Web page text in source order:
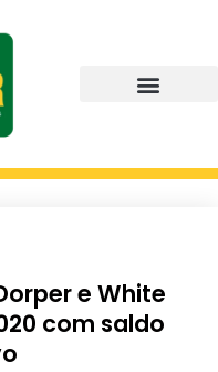
e White
com saldo